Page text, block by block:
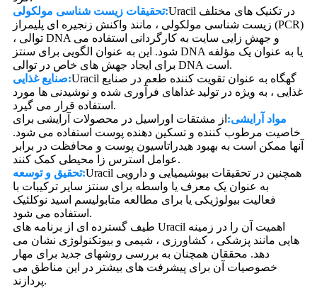
تحقیقات زیست شناسی مولکولی:Uracil در تکنیک های مختلف
زیست شناسی مولکولی ، مانند واکنش زنجیره ای پلیمراز (PCR)
، توالی DNA و جهش زایی سایت به کارگردانی استفاده می
شود. این به عنوان الگویی برای سنتز DNA یا به عنوان یک مؤلفه
برای ایجاد جهش های خاص در توالی DNA است.
صنایع غذایی:Uracil گهگاه به عنوان تقویت کننده طعم در صنایع
غذایی ، به ویژه در تولید غذاهای فرآوری شده و نوشیدنی ها مورد
استفاده قرار می گیرد.
مواد آرایشی: از مشتقات اوراسیل در محصولات آرایشی برای
خاصیت مرطوب کننده و تسکین دهنده پوست استفاده می شود.
آنها ممکن است به بهبود هیدراتاسیون پوست و محافظت در برابر
عوامل استرس زا محیطی کمک کنند.
تحقیق و توسعه:Uracil همچنین در تحقیقات بیوشیمیایی و دارویی
به عنوان یک معرف یا واسطه برای سنتز سایر ترکیبات با
فعالیت بیولوژیکی یا برای مطالعه متابولیسم اسید نوکلئیک
استفاده می شود.
طیف گسترده ای از برنامه های Uracil اهمیت آن را در زمینه
هایی مانند پزشکی ، کشاورزی ، شیمی و بیوتکنولوژی نشان می
دهد. محققان همچنان به بررسی روشهای جدید برای مهار
خصوصیات آن برای پیشرفت های بیشتر در این مناطق می
پردازند.